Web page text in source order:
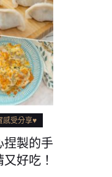
感受分享♥
捏製的手
好吃！